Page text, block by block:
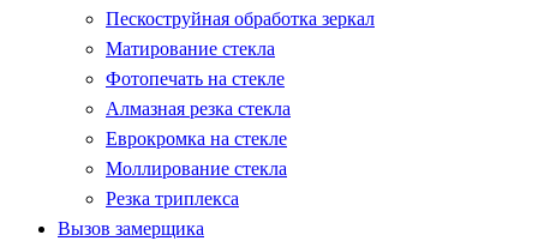
Пескоструйная обработка зеркал
Матирование стекла
Фотопечать на стекле
Алмазная резка стекла
Еврокромка на стекле
Моллирование стекла
Резка триплекса
Вызов замерщика